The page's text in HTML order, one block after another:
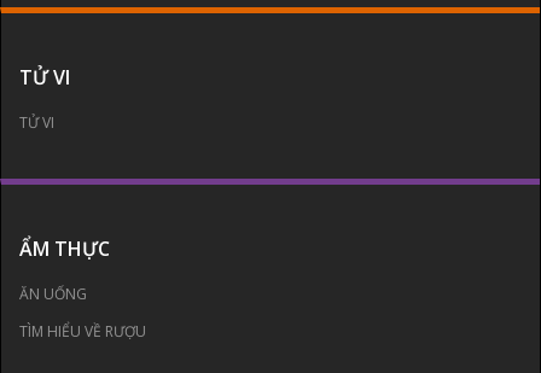
TỬ VI
TỬ VI
ẨM THỰC
ĂN UỐNG
TÌM HIỂU VỀ RƯỢU